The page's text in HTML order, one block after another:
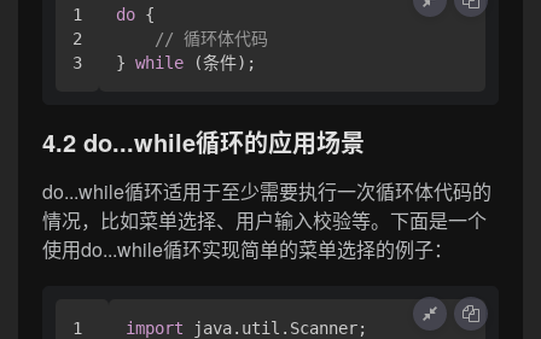
1
2
do {
// 循环体代码
} while
4.2 do...while循环的应用场景
do...while循环适用于至少需要执行一次循环体代码的
情况，比如菜单选择、用户输入校验等。下面是一个
使用do...while循环实现简单的菜单选择的例子：
1
import java.util.Scanner;